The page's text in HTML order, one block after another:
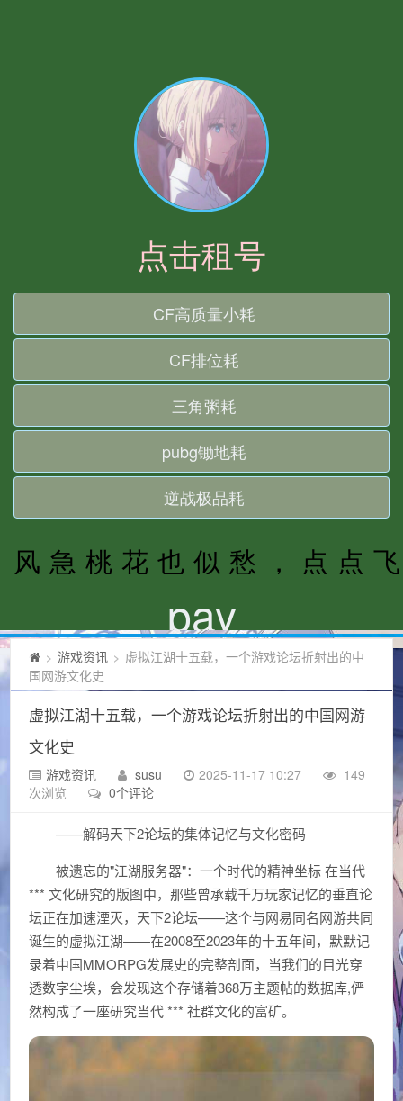
> 游戏资讯 > 虚拟江湖十五载，一个游戏论坛折射出的中
国网游文化史
虚拟江湖十五载，一个游戏论坛折射出的中国网游
文化史
游戏资讯 susu 2025-11-17 10:27
149
次浏览
0个评论
——解码天下2论坛的集体记忆与文化密码
被遗忘的"江湖服务器"：一个时代的精神坐标 在当代
*** 文化研究的版图中，那些曾承载千万玩家记忆的垂直论
坛正在加速湮灭，天下2论坛——这个与网易同名网游共同
诞生的虚拟江湖——在2008至2023年的十五年间，默默记
录着中国MMORPG发展史的完整剖面，当我们的目光穿
透数字尘埃，会发现这个存储着368万主题帖的数据库,俨
然构成了一座研究当代 *** 社群文化的富矿。